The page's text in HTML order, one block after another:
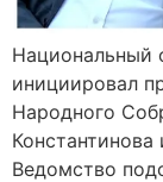
Национальный
инициировал
Народного
Ведомство